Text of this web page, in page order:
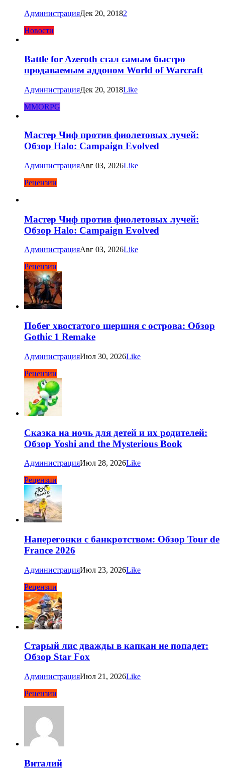
АдминистрацияДек 20, 20182
Новости
Battle for Azeroth стал самым быстро
продаваемым аддоном World of Warcraft
АдминистрацияДек 20, 2018Like
MMORPG
Мастер Чиф против фиолетовых лучей:
Обзор Halo: Campaign Evolved
АдминистрацияАвг 03, 2026Like
Рецензии
Мастер Чиф против фиолетовых лучей:
Обзор Halo: Campaign Evolved
АдминистрацияАвг 03, 2026Like
Рецензии
Побег хвостатого шершня с острова: Обзор
Gothic 1 Remake
АдминистрацияИюл 30, 2026Like
Рецензии
Сказка на ночь для детей и их родителей:
Обзор Yoshi and the Mysterious Book
АдминистрацияИюл 28, 2026Like
Рецензии
Наперегонки с банкротством: Обзор Tour de
France 2026
АдминистрацияИюл 23, 2026Like
Рецензии
Старый лис дважды в капкан не попадет:
Обзор Star Fox
АдминистрацияИюл 21, 2026Like
Рецензии
Виталий